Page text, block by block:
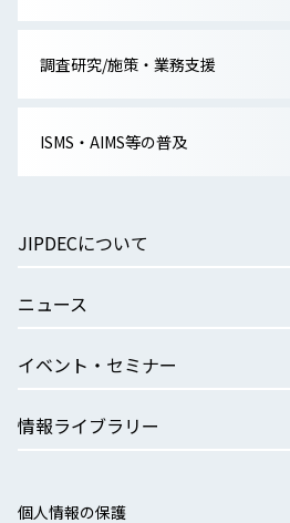
調査研究/施策・業務支援
ISMS・AIMS等の普及
JIPDECについて
ニュース
イベント・セミナー
情報ライブラリー
個人情報の保護